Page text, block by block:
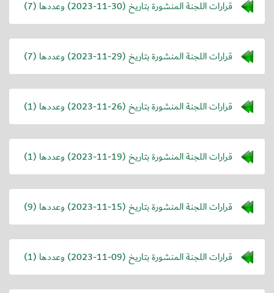
قرارات اللجنة المنشورة بتاريخ (2023-11-30) وعددها (7)
قرارات اللجنة المنشورة بتاريخ (2023-11-29) وعددها (7)
قرارات اللجنة المنشورة بتاريخ (2023-11-26) وعددها (1)
قرارات اللجنة المنشورة بتاريخ (2023-11-19) وعددها (1)
قرارات اللجنة المنشورة بتاريخ (2023-11-15) وعددها (9)
قرارات اللجنة المنشورة بتاريخ (2023-11-09) وعددها (1)